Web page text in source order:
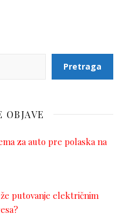
Pretraga
OBJAVE
za auto pre polaska na
putovanje električnim